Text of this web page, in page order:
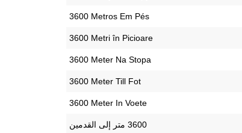
‎3600 Metros Em Pés
‎3600 Metri în Picioare
‎3600 Meter Na Stopa
‎3600 Meter Till Fot
‎3600 Meter In Voete